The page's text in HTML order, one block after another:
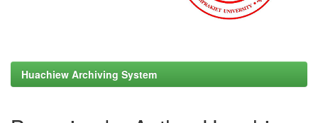
Huachiew Archiving System